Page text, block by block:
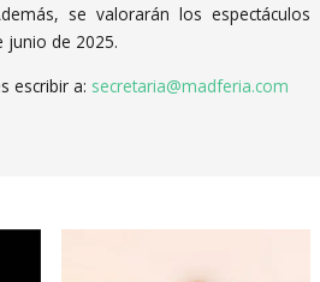
se valorarán los espectáculos
junio de 2025.
escribir a: secretaria@madferia.com